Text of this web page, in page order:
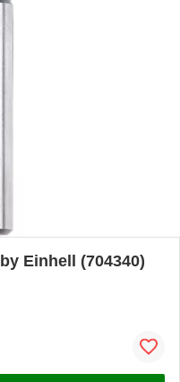
Einhell (704340)